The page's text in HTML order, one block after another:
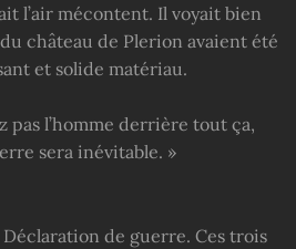
l’air mécontent. Il voyait bien
château de Plerion avaient été
et solide matériau.
pas l’homme derrière tout ça,
sera inévitable. »
de guerre. Ces trois